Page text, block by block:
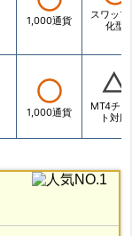
1,000通貨
スワップ
化型
1,000通貨
MT4チャ
ト対応